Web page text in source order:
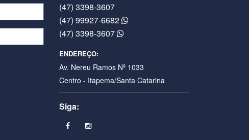
(47) 3398-3607
(47) 99927-6682
(47) 3398-3607
ENDEREÇO:
Av. Nereu Ramos Nº 1033
Centro - Itapema/Santa Catarina
Siga: